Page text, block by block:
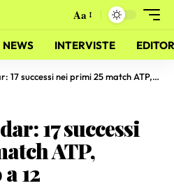
Aa
NEWS INTERVISTE
nei primi 25 match ATP, Sinner arrivò a 12
17 successi
ATP,
12